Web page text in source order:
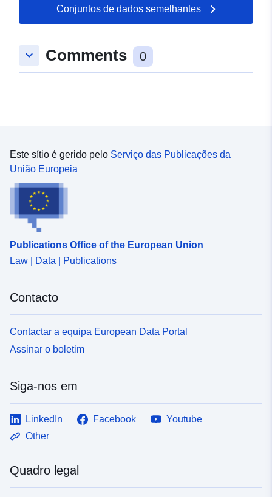
Conjuntos de dados semelhantes
keyboard_arrow_down Comments 0
Este sítio é gerido pelo Serviço das Publicações da
União Europeia
Publications Office of the European Union
Law | Data | Publications
Contacto
Contactar a equipa European Data Portal
Assinar o boletim
Siga-nos em
LinkedIn Facebook
Youtube
Other
Quadro legal